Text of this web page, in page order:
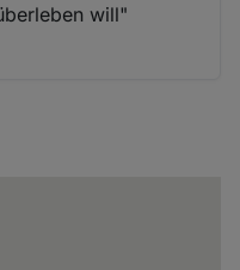
will"